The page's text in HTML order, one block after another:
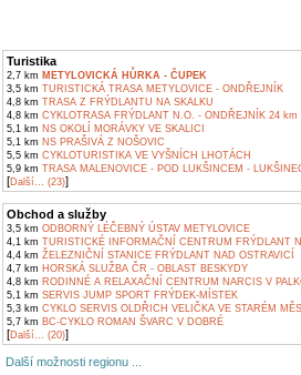
Turistika
2,7 km METYLOVICKÁ HŮRKA - ČUPEK
3,5 km TURISTICKÁ TRASA METYLOVICE - ONDŘEJNÍK
4,8 km TRASA Z FRÝDLANTU NA SKALKU
4,8 km CYKLOTRASA FRÝDLANT N.O. - ONDŘEJNÍK 24 km
5,1 km NS OKOLÍ MORÁVKY VE SKALICI
5,1 km NS PRAŠIVÁ Z NOŠOVIC
5,5 km CYKLOTURISTIKA VE VYŠNÍCH LHOTÁCH
5,9 km TRASA MALENOVICE - POD LUKŠINCEM -
[Další... (23)]
Obchod a služby
3,5 km ODBORNÝ LÉČEBNÝ ÚSTAV METYLOVICE
4,1 km TURISTICKÉ INFORMAČNÍ CENTRUM FRÝDLANT
4,4 km ŽELEZNIČNÍ STANICE FRÝDLANT NAD OSTRAVICÍ
4,7 km HORSKÁ SLUŽBA ČR - OBLAST BESKYDY
4,8 km RODINNÉ A RELAXAČNÍ CENTRUM NARCIS V
5,1 km SERVIS JUMP SPORT FRÝDEK-MÍSTEK
5,3 km CYKLO SERVIS OLDŘICH VELIČKA VE STARÉM
5,7 km BC-CYKLO ROMAN ŠVARC V DOBRÉ
[Další... (20)]
Další možnosti regionu ...